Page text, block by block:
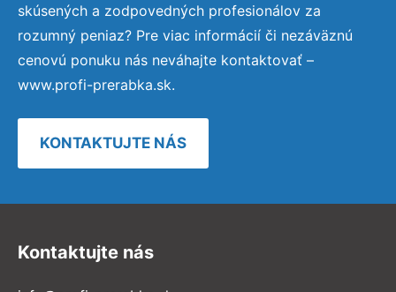
skúsených a zodpovedných profesionálov za
rozumný peniaz? Pre viac informácií či nezáväznú
cenovú ponuku nás neváhajte kontaktovať –
www.profi-prerabka.sk.
KONTAKTUJTE NÁS
Kontaktujte nás